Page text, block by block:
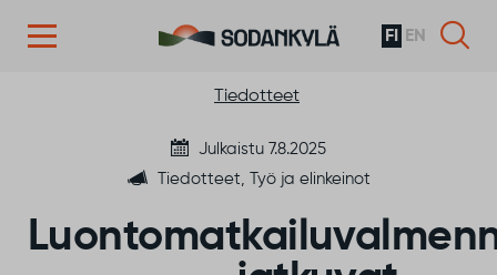
FI EN
Tiedotteet
Julkaistu 7.8.2025
Tiedotteet, Työ ja elinkeinot